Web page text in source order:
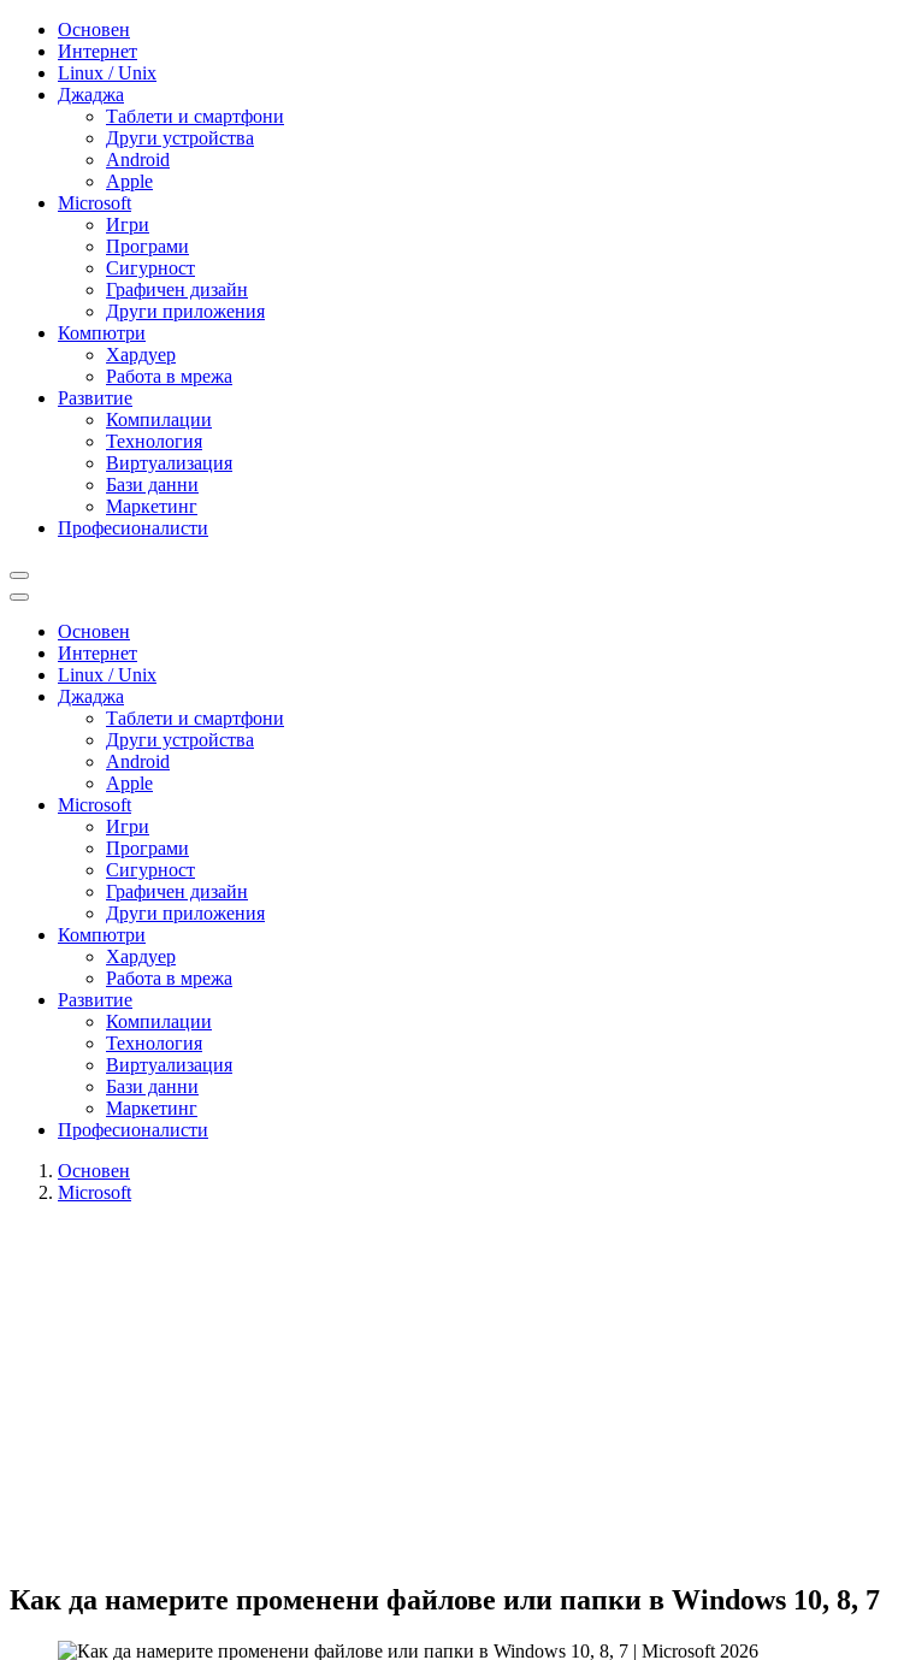
Основен
Интернет
Linux / Unix
Джаджа
Таблети и смартфони
Други устройства
Android
Apple
Microsoft
Игри
Програми
Сигурност
Графичен дизайн
Други приложения
Компютри
Хардуер
Работа в мрежа
Развитие
Компилации
Технология
Виртуализация
Бази данни
Маркетинг
Професионалисти
Основен
Интернет
Linux / Unix
Джаджа
Таблети и смартфони
Други устройства
Android
Apple
Microsoft
Игри
Програми
Сигурност
Графичен дизайн
Други приложения
Компютри
Хардуер
Работа в мрежа
Развитие
Компилации
Технология
Виртуализация
Бази данни
Маркетинг
Професионалисти
Основен
Microsoft
Как да намерите променени файлове или папки в Windows 10, 8, 7